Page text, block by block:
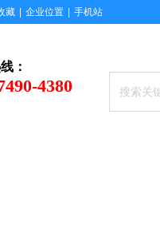
：
4380
藏 企业位置 手机站